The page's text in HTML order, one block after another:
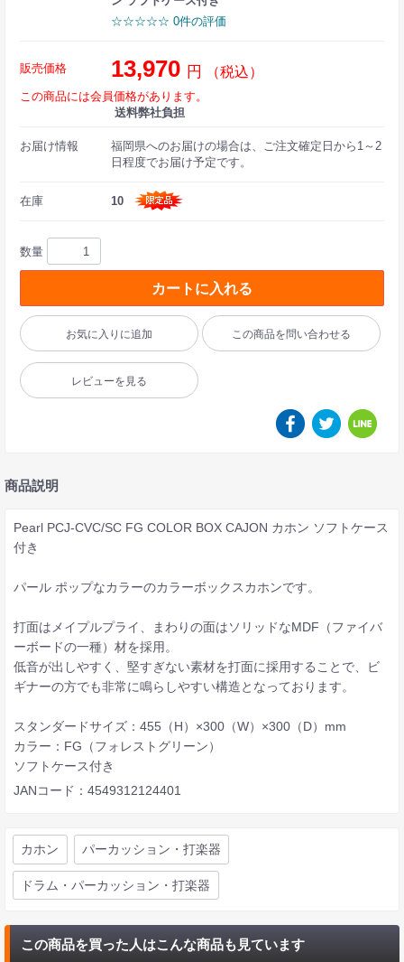
☆☆☆☆☆ 0件の評価
販売価格 13,970 円 （税込）
この商品には会員価格があります。
送料弊社負担
お届け情報
福岡県へのお届けの場合は、ご注文確定日から1～2
日程度でお届け予定です。
在庫 10
数量
カートに入れる
お気に入りに追加 この商品を問い合わせる
レビューを見る
商品説明
Pearl PCJ-CVC/SC FG COLOR BOX CAJON カホン ソフトケース
付き
パール ポップなカラーのカラーボックスカホンです。
打面はメイプルプライ、まわりの面はソリッドなMDF（ファイバ
ーボードの一種）材を採用。
低音が出しやすく、堅すぎない素材を打面に採用することで、ビ
ギナーの方でも非常に鳴らしやすい構造となっております。
スタンダードサイズ：455（H）×300（W）×300（D）mm
カラー：FG（フォレストグリーン）
ソフトケース付き
JANコード：4549312124401
カホン パーカッション・打楽器
ドラム・パーカッション・打楽器
この商品を買った人はこんな商品も見ています